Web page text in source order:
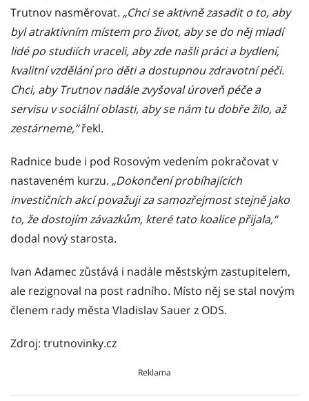
Trutnov nasměrovat. „Chci se aktivně zasadit o to, aby
byl atraktivním místem pro život, aby se do něj mladí
lidé po studiích vraceli, aby zde našli práci a bydlení,
kvalitní vzdělání pro děti a dostupnou zdravotní péči.
Chci, aby Trutnov nadále zvyšoval úroveň péče a
servisu v sociální oblasti, aby se nám tu dobře žilo, až
zestárneme,“řekl.
Radnice bude i pod Rosovým vedením pokračovat v
nastaveném kurzu. „Dokončení probíhajících
investičních akcí považuji za samozřejmost stejně jako
to, že dostojím závazkům, které tato koalice přijala,“
dodal nový starosta.
Ivan Adamec zůstává i nadále městským zastupitelem,
ale rezignoval na post radního. Místo něj se stal novým
členem rady města Vladislav Sauer z ODS.
Zdroj: trutnovinky.cz
Reklama